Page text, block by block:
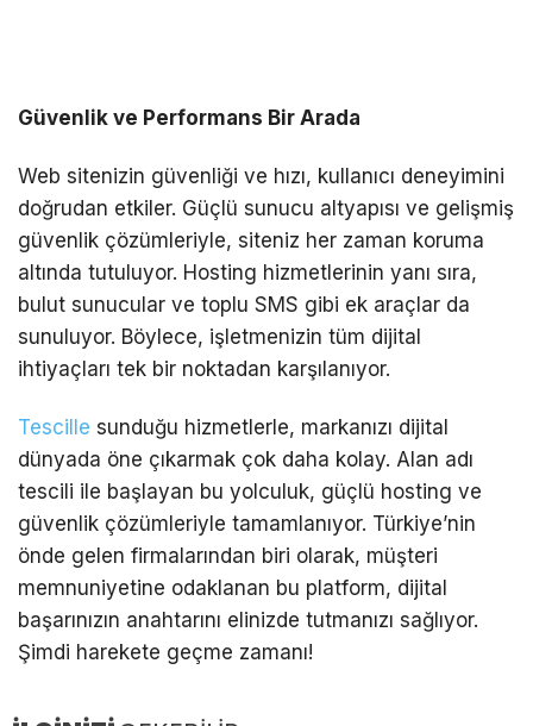
Güvenlik ve Performans Bir Arada
Web sitenizin güvenliği ve hızı, kullanıcı deneyimini
doğrudan etkiler. Güçlü sunucu altyapısı ve gelişmiş
güvenlik çözümleriyle, siteniz her zaman koruma
altında tutuluyor. Hosting hizmetlerinin yanı sıra,
bulut sunucular ve toplu SMS gibi ek araçlar da
sunuluyor. Böylece, işletmenizin tüm dijital
ihtiyaçları tek bir noktadan karşılanıyor.
Tescille sunduğu hizmetlerle, markanızı dijital
dünyada öne çıkarmak çok daha kolay. Alan adı
tescili ile başlayan bu yolculuk, güçlü hosting ve
güvenlik çözümleriyle tamamlanıyor. Türkiye’nin
önde gelen firmalarından biri olarak, müşteri
memnuniyetine odaklanan bu platform, dijital
başarınızın anahtarını elinizde tutmanızı sağlıyor.
Şimdi harekete geçme zamanı!